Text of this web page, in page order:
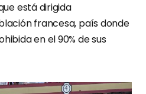
está dirigida
francesa, país donde
en el 90% de sus